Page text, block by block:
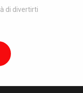
di divertirti